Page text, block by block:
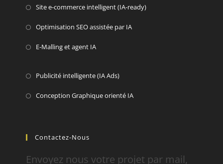
Site e-commerce intelligent (IA-ready)
Optimisation SEO assistée par IA
E-Malling et agent IA
Publicité intelligente (IA Ads)
Conception Graphique orienté IA
Contactez-Nous
Envoyez nous votre projet par mail,